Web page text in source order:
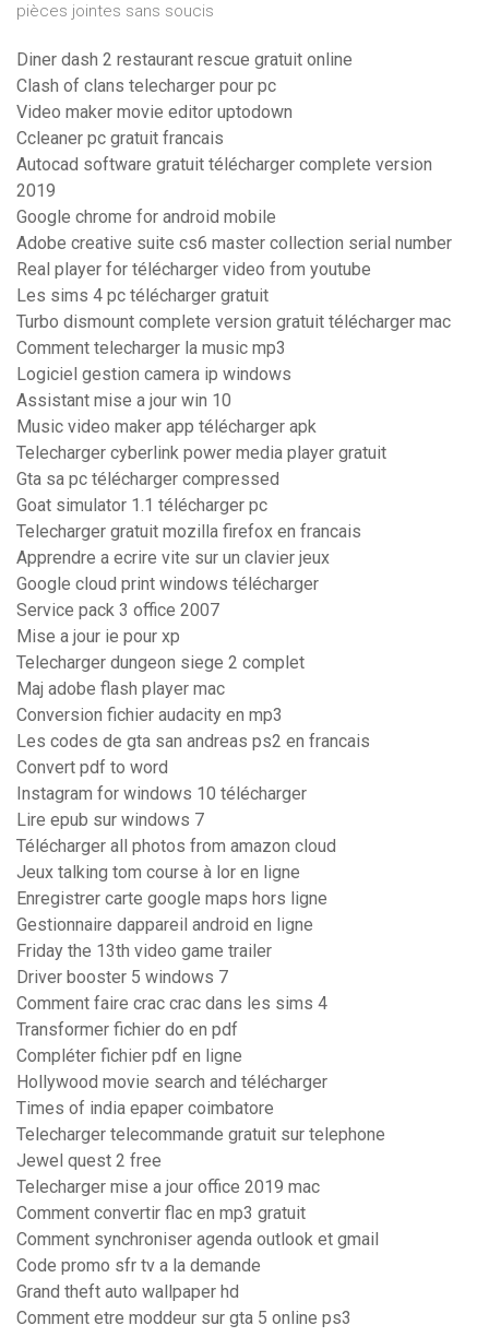
pièces jointes sans soucis
Diner dash 2 restaurant rescue gratuit online
Clash of clans telecharger pour pc
Video maker movie editor uptodown
Ccleaner pc gratuit francais
Autocad software gratuit télécharger complete version
2019
Google chrome for android mobile
Adobe creative suite cs6 master collection serial number
Real player for télécharger video from youtube
Les sims 4 pc télécharger gratuit
Turbo dismount complete version gratuit télécharger mac
Comment telecharger la music mp3
Logiciel gestion camera ip windows
Assistant mise a jour win 10
Music video maker app télécharger apk
Telecharger cyberlink power media player gratuit
Gta sa pc télécharger compressed
Goat simulator 1.1 télécharger pc
Telecharger gratuit mozilla firefox en francais
Apprendre a ecrire vite sur un clavier jeux
Google cloud print windows télécharger
Service pack 3 office 2007
Mise a jour ie pour xp
Telecharger dungeon siege 2 complet
Maj adobe flash player mac
Conversion fichier audacity en mp3
Les codes de gta san andreas ps2 en francais
Convert pdf to word
Instagram for windows 10 télécharger
Lire epub sur windows 7
Télécharger all photos from amazon cloud
Jeux talking tom course à lor en ligne
Enregistrer carte google maps hors ligne
Gestionnaire dappareil android en ligne
Friday the 13th video game trailer
Driver booster 5 windows 7
Comment faire crac crac dans les sims 4
Transformer fichier do en pdf
Compléter fichier pdf en ligne
Hollywood movie search and télécharger
Times of india epaper coimbatore
Telecharger telecommande gratuit sur telephone
Jewel quest 2 free
Telecharger mise a jour office 2019 mac
Comment convertir flac en mp3 gratuit
Comment synchroniser agenda outlook et gmail
Code promo sfr tv a la demande
Grand theft auto wallpaper hd
Comment etre moddeur sur gta 5 online ps3